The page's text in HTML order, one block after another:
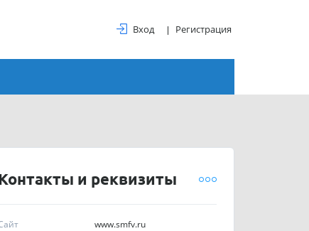
Вход Регистрация
и реквизиты
www.smfv.ru